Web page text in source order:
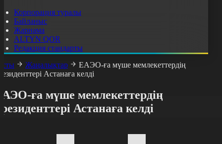
Корпорация туралы
Байланыс
Жарнама
ALTYN QOR
Редакция стандарты
Жаңалықтар
ЕАЭО-ға мүше мемлекеттердің
Астанаға келді
ға мүше мемлекеттердің
Астанаға келді